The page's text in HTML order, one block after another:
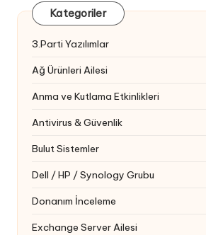
Kategoriler
3.Parti Yazılımlar
Ağ Ürünleri Ailesi
Anma ve Kutlama Etkinlikleri
Antivirus & Güvenlik
Bulut Sistemler
Dell / HP / Synology Grubu
Donanım İnceleme
Exchange Server Ailesi